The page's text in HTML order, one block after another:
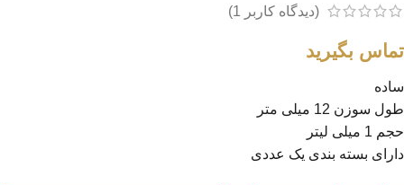
(دیدگاه کاربر 1
)
تماس بگیرید
ساده
طول سوزن 12 میلی متر
حجم 1 میلی لیتر
دارای بسته بندی یک عددی